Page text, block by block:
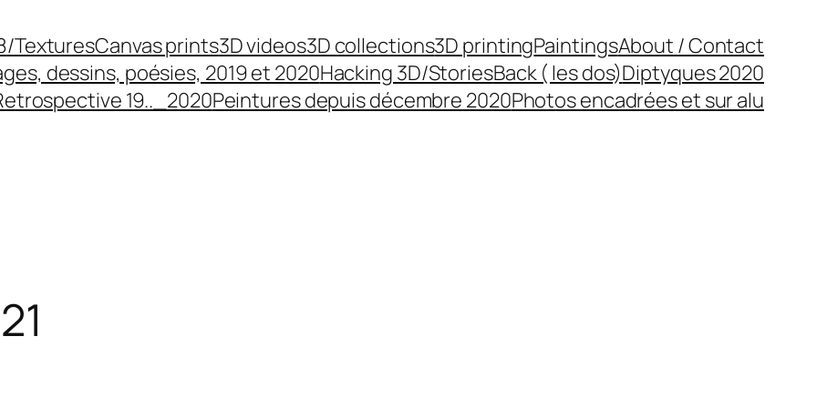
TexturesCanvas prints3D videos3D collections3D printingPaintingsAbout / Contact
dessins, poésies, 2019 et 2020Hacking 3D/StoriesBack ( les dos)Diptyques 2020
19.._2020Peintures depuis décembre 2020Photos encadrées et sur alu